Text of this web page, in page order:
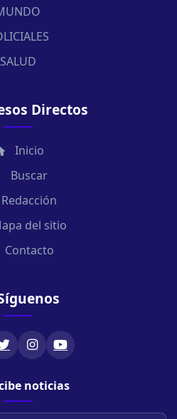
SALUD
Directos
Inicio
Buscar
Redacción
del sitio
Contacto
noticias